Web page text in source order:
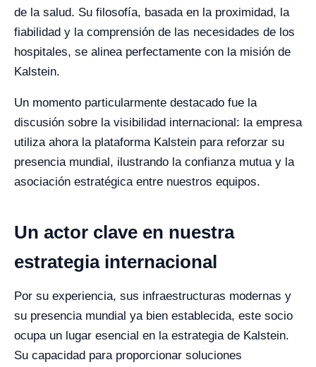
de la salud. Su filosofía, basada en la proximidad, la
fiabilidad y la comprensión de las necesidades de los
hospitales, se alinea perfectamente con la misión de
Kalstein.
Un momento particularmente destacado fue la
discusión sobre la visibilidad internacional: la empresa
utiliza ahora la plataforma Kalstein para reforzar su
presencia mundial, ilustrando la confianza mutua y la
asociación estratégica entre nuestros equipos.
Un actor clave en nuestra
estrategia internacional
Por su experiencia, sus infraestructuras modernas y
su presencia mundial ya bien establecida, este socio
ocupa un lugar esencial en la estrategia de Kalstein.
Su capacidad para proporcionar soluciones